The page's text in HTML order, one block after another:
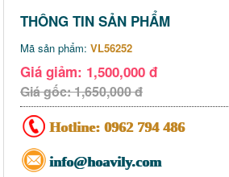
THÔNG TIN SẢN PHẨM
Mã sản phẩm: VL56252
Giá giảm: 1,500,000 đ
Giá gốc: 1,650,000 đ
Hotline: 0962 794 486
info@hoavily.com